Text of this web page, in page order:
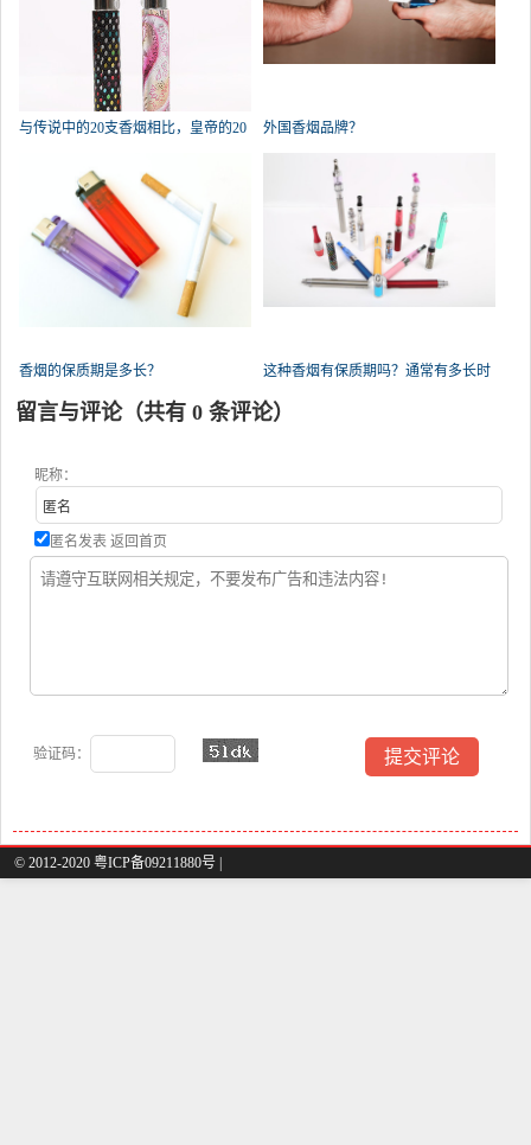
与传说中的20支香烟相比，皇帝的20 外国香烟品牌？
香烟的保质期是多长？
这种香烟有保质期吗？通常有多长时
间
留言与评论（共有 0 条评论）
昵称：
匿名发表 返回首页
验证码：
© 2012-2020 粤ICP备09211880号 |